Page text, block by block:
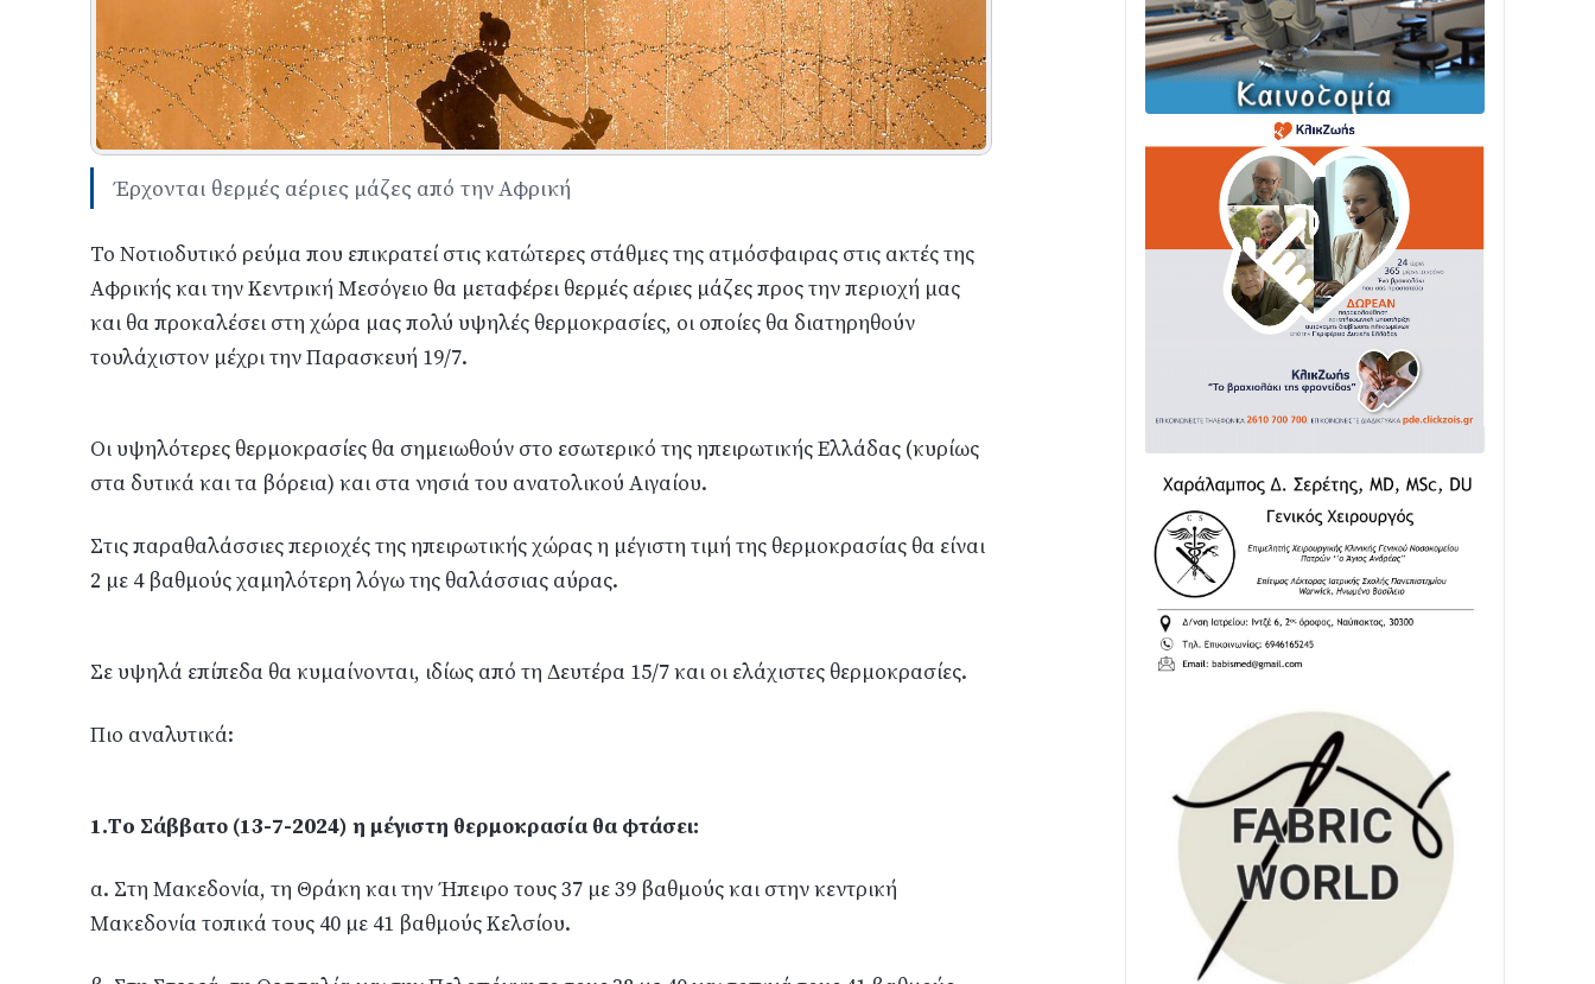
Έρχονται θερμές αέριες μάζες από την Αφρική
Το Νοτιοδυτικό ρεύμα που επικρατεί στις κατώτερες στάθμες της ατμόσφαιρας στις ακτές της
Αφρικής και την Κεντρική Μεσόγειο θα μεταφέρει θερμές αέριες μάζες προς την περιοχή μας
και θα προκαλέσει στη χώρα μας πολύ υψηλές θερμοκρασίες, οι οποίες θα διατηρηθούν
τουλάχιστον μέχρι την Παρασκευή 19/7.
Οι υψηλότερες θερμοκρασίες θα σημειωθούν στο εσωτερικό της ηπειρωτικής Ελλάδας (κυρίως
στα δυτικά και τα βόρεια) και στα νησιά του ανατολικού Αιγαίου.
Στις παραθαλάσσιες περιοχές της ηπειρωτικής χώρας η μέγιστη τιμή της θερμοκρασίας θα είναι
2 με 4 βαθμούς χαμηλότερη λόγω της θαλάσσιας αύρας.
Σε υψηλά επίπεδα θα κυμαίνονται, ιδίως από τη Δευτέρα 15/7 και οι ελάχιστες θερμοκρασίες.
Πιο αναλυτικά:
1.Τo Σάββατο (13-7-2024) η μέγιστη θερμοκρασία θα φτάσει:
α. Στη Μακεδονία, τη Θράκη και την Ήπειρο τους 37 με 39 βαθμούς και στην κεντρική
Μακεδονία τοπικά τους 40 με 41 βαθμούς Κελσίου.